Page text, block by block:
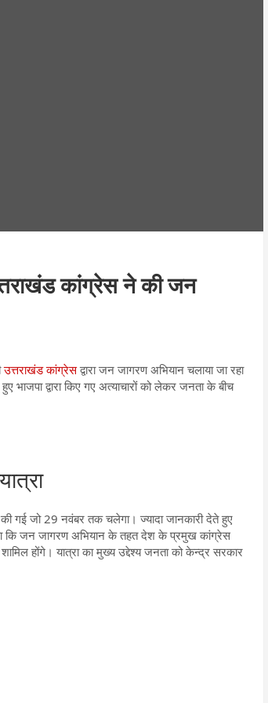
कांग्रेस ने की जन
उत्तराखंड कांग्रेसद्वारा जन जागरण अभियान चलाया जा रहा
भाजपा द्वारा किए गए अत्याचारों को लेकर जनता के बीच
गई जो 29 नवंबर तक चलेगा। ज्यादा जानकारी देते हुए
कहा कि जन जागरण अभियान के तहत देश के प्रमुख कांग्रेस
होंगे। यात्रा का मुख्य उद्देश्य जनता को केन्द्र सरकार